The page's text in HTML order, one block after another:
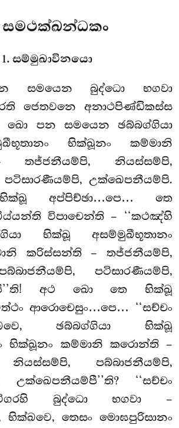
සමථක්ඛන්ධකං
1. සම්මුඛාවිනයො
සමයෙන බුද්ධො භගවා
ජෙතවනෙ අනාථපිණ්ඩිකස්ස
ඛො පන සමයෙන ඡබ්බග්ගියා
භික්ඛූනං කම්මානි
නියස්සම්පි,
පටිසාරණීයම්පි, උක්ඛෙපනීයම්පි.
අප්පිච්ඡා…පෙ… තෙ
විපාචෙන්ති – ‘‘කථඤ්හි
භික්ඛූ අසම්මුඛීභූතානං
කරිස්සන්ති – තජ්ජනීයම්පි,
පටිසාරණීයම්පි,
අථ ඛො තෙ භික්ඛූ
ආරොචෙසුං…පෙ… ‘‘සච්චං
ඡබ්බග්ගියා භික්ඛූ
භික්ඛූනං කම්මානි කරොන්ති –
පබ්බාජනීයම්පි,
උක්ඛෙපනීයම්පී’’ති? ‘‘සච්චං
විගරහි බුද්ධො භගවා –
භික්ඛවෙ, තෙසං මොඝපුරිසානං